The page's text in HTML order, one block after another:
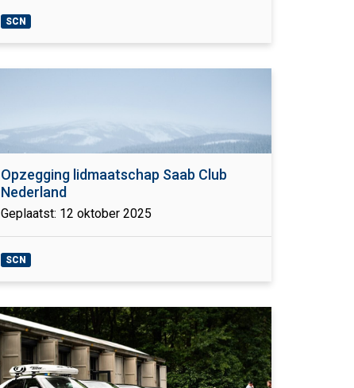
SCN
Opzegging lidmaatschap Saab Club
Nederland
Geplaatst: 12 oktober 2025
SCN